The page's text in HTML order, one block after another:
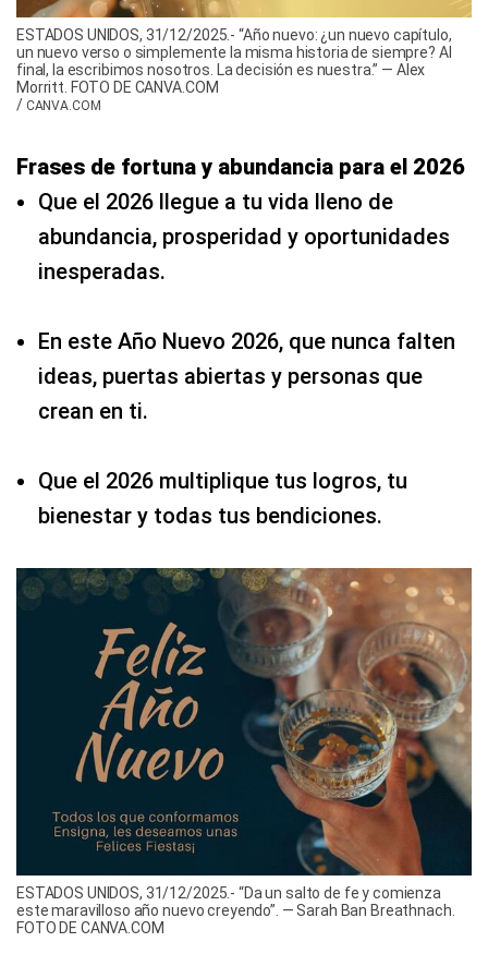
ESTADOS UNIDOS, 31/12/2025.- “Año nuevo: ¿un nuevo capítulo,
un nuevo verso o simplemente la misma historia de siempre? Al
final, la escribimos nosotros. La decisión es nuestra.” — Alex
Morritt. FOTO DE CANVA.COM
/ CANVA.COM
Frases de fortuna y abundancia para el 2026
Que el 2026 llegue a tu vida lleno de
abundancia, prosperidad y oportunidades
inesperadas.
En este Año Nuevo 2026, que nunca falten
ideas, puertas abiertas y personas que
crean en ti.
Que el 2026 multiplique tus logros, tu
bienestar y todas tus bendiciones.
ESTADOS UNIDOS, 31/12/2025.- “Da un salto de fe y comienza
este maravilloso año nuevo creyendo”. — Sarah Ban Breathnach.
FOTO DE CANVA.COM